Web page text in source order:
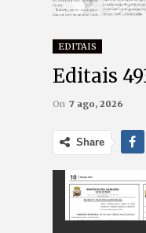
EDITAIS
Editais
On 7 ago, 2026
Share